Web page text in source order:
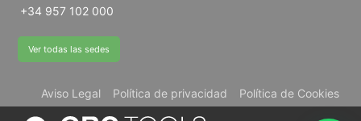
+34 957 102 000
Ver todas las sedes
Aviso Legal Política de privacidad Política de Cookies